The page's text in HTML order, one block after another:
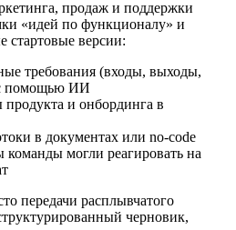
продаж и поддержки
«идей по функционалу» и
стартовые версии:
требования (входы, выходы,
помощью ИИ
продукта и онбординга в
в документах или no‑code
команды могли реагировать на
передачи расплывчатого
черновик,